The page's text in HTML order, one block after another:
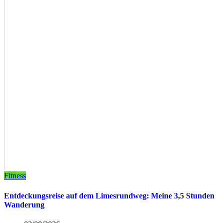
Fitness
Entdeckungsreise auf dem Limesrundweg: Meine 3,5 Stunden
Wanderung